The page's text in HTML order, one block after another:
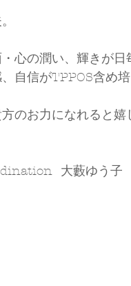
心の潤い、輝きが日
自信がTPPOS含め
のお力になれると嬉
大藪ゆう子